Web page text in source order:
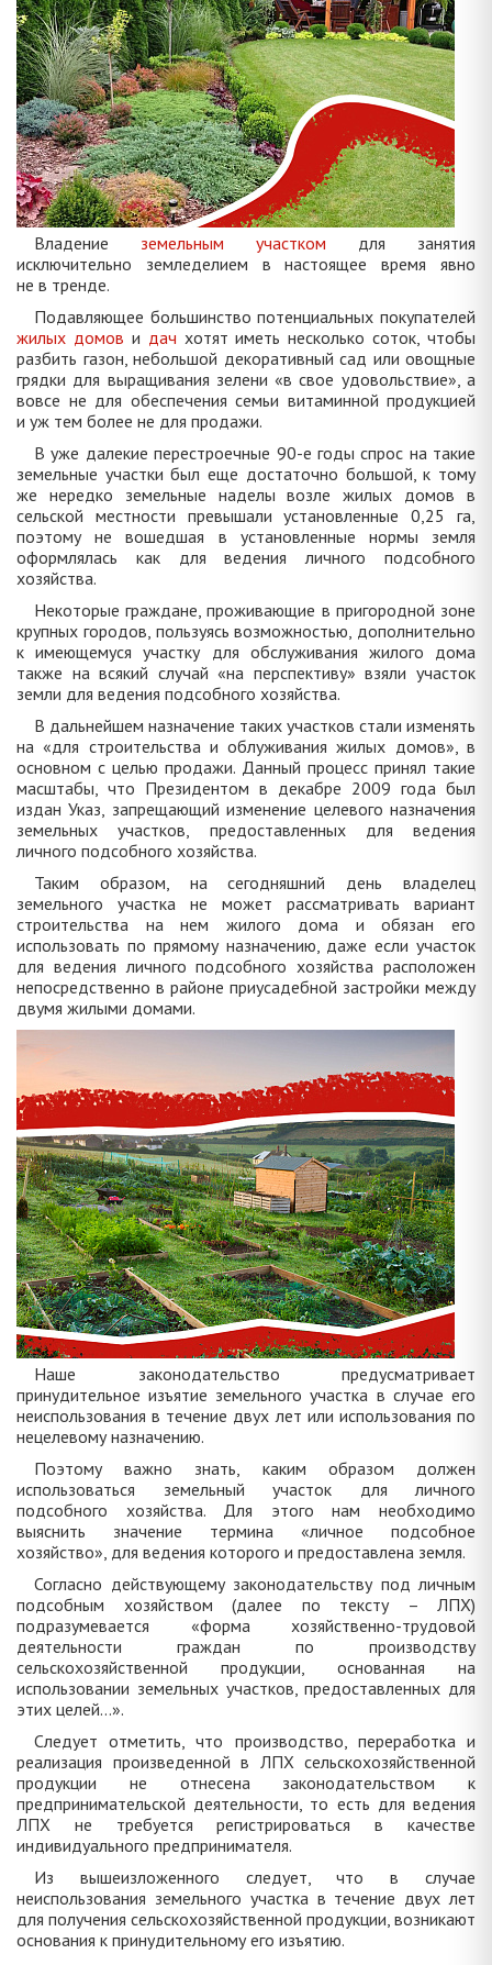
Владение земельным участком для занятия
исключительно земледелием в настоящее время явно
не в тренде.
Подавляющее большинство потенциальных покупателей
жилых домов и дач хотят иметь несколько соток, чтобы
разбить газон, небольшой декоративный сад или овощные
грядки для выращивания зелени «в свое удовольствие», а
вовсе не для обеспечения семьи витаминной продукцией
и уж тем более не для продажи.
В уже далекие перестроечные 90-е годы спрос на такие
земельные участки был еще достаточно большой, к тому
же нередко земельные наделы возле жилых домов в
сельской местности превышали установленные 0,25 га,
поэтому не вошедшая в установленные нормы земля
оформлялась как для ведения личного подсобного
хозяйства.
Некоторые граждане, проживающие в пригородной зоне
крупных городов, пользуясь возможностью, дополнительно
к имеющемуся участку для обслуживания жилого дома
также на всякий случай «на перспективу» взяли участок
земли для ведения подсобного хозяйства.
В дальнейшем назначение таких участков стали изменять
на «для строительства и облуживания жилых домов», в
основном с целью продажи. Данный процесс принял такие
масштабы, что Президентом в декабре 2009 года был
издан Указ, запрещающий изменение целевого назначения
земельных участков, предоставленных для ведения
личного подсобного хозяйства.
Таким образом, на сегодняшний день владелец
земельного участка не может рассматривать вариант
строительства на нем жилого дома и обязан его
использовать по прямому назначению, даже если участок
для ведения личного подсобного хозяйства расположен
непосредственно в районе приусадебной застройки между
двумя жилыми домами.
Наше законодательство предусматривает
принудительное изъятие земельного участка в случае его
неиспользования в течение двух лет или использования по
нецелевому назначению.
Поэтому важно знать, каким образом должен
использоваться земельный участок для личного
подсобного хозяйства. Для этого нам необходимо
выяснить значение термина «личное подсобное
хозяйство», для ведения которого и предоставлена земля.
Согласно действующему законодательству под личным
подсобным хозяйством (далее по тексту – ЛПХ)
подразумевается «форма хозяйственно-трудовой
деятельности граждан по производству
сельскохозяйственной продукции, основанная на
использовании земельных участков, предоставленных для
этих целей…».
Следует отметить, что производство, переработка и
реализация произведенной в ЛПХ сельскохозяйственной
продукции не отнесена законодательством к
предпринимательской деятельности, то есть для ведения
ЛПХ не требуется регистрироваться в качестве
индивидуального предпринимателя.
Из вышеизложенного следует, что в случае
неиспользования земельного участка в течение двух лет
для получения сельскохозяйственной продукции, возникают
основания к принудительному его изъятию.